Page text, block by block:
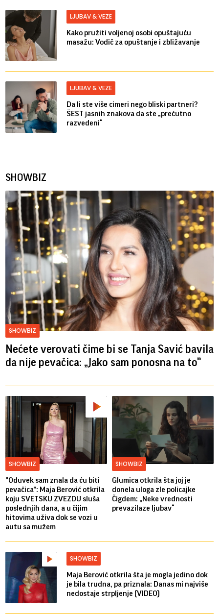
LJUBAV & VEZE
Kako pružiti voljenoj osobi opuštajuću
masažu: Vodič za opuštanje i zbližavanje
LJUBAV & VEZE
Da li ste više cimeri nego bliski partneri?
ŠEST jasnih znakova da ste „prećutno
razvedeni“
SHOWBIZ
SHOWBIZ
Nećete verovati čime bi se Tanja Savić bavila
da nije pevačica: „Jako sam ponosna na to“
SHOWBIZ
"Oduvek sam znala da ću biti
pevačica": Maja Berović otkrila
koju SVETSKU ZVEZDU sluša
poslednjih dana, a u čijim
hitovima uživa dok se vozi u
autu sa mužem
SHOWBIZ
Glumica otkrila šta joj je
donela uloga zle policajke
Čigdem: „Neke vrednosti
prevazilaze ljubav“
SHOWBIZ
Maja Berović otkrila šta je mogla jedino dok
je bila trudna, pa priznala: Danas mi najviše
nedostaje strpljenje (VIDEO)